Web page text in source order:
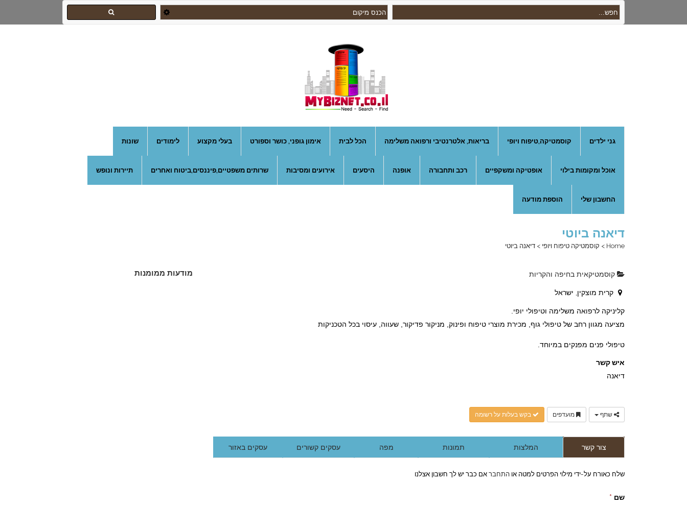
גני ילדים קוסמטיקה,טיפוח ויופי בריאות, אלטרנטיבי ורפואה משלימה הכל לבית אימון גופני, כושר וספורט בעלי מקצוע לימודים שונות
אוכל ומקומות בילוי אופטיקה ומשקפיים רכב ותחבורה אופנה היסעים אירועים ומסיבות שרותים משפטיים,פיננסים,ביטוח ואחרים תיירות ונופש
החשבון שלי הוספת מודעה
דיאנה ביוטי
Home
> קוסמטיקה טיפוח ויופי > דיאנה ביוטי
קוסמטיקאית בחיפה והקריות
קרית מוצקין, ישראל
קליניקה לרפואה משלימה וטיפולי יופי.
מציעה מגוון רחב של טיפולי גוף, מכירת מוצרי טיפוח ופינוק, מניקור פדיקור, שעווה, עיסוי בכל הטכניקות
טיפולי פנים מפנקים במיוחד.
איש קשר
דיאנה
שתף מועדפים בקש בעלות על רשומה
צור קשר המלצות תמונות מפה עסקים קשורים עסקים באזור
שלח כאורח על-ידי מילוי הפרטים למטה או התחבראם כבר יש לך חשבון אצלנו
שם *
מודעות ממומנות